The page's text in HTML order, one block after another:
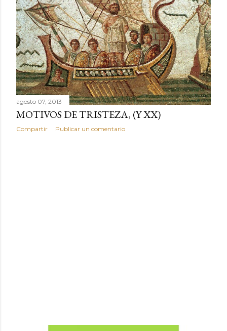
r
a
d
a
s
agosto 07, 2013
MOTIVOS DE TRISTEZA, (Y XX)
Compartir Publicar un comentario